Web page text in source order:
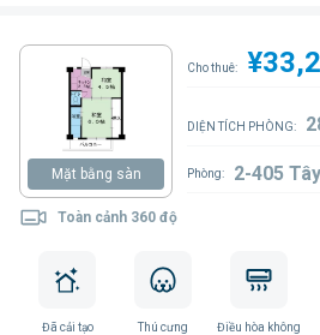
Mặt bằng sàn
Toàn cảnh 360 độ
Cho thuê:
DIỆN TÍCH PHÒNG:
Phòng: 2-405
Đã cải tạo Thú cưng
Điều hòa không